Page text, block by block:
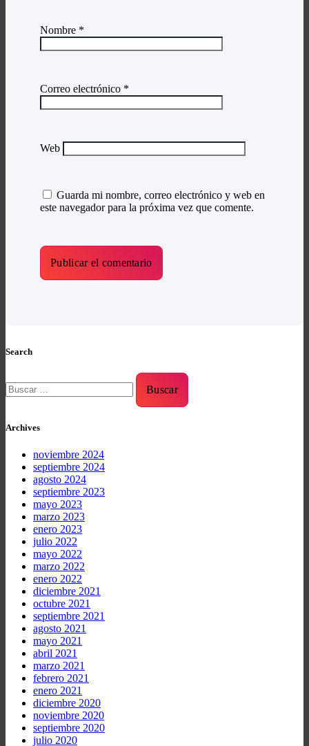
Nombre *
Correo electrónico *
Web
Guarda mi nombre, correo electrónico y web en
este navegador para la próxima vez que comente.
Search
Archives
noviembre 2024
septiembre 2024
agosto 2024
septiembre 2023
mayo 2023
marzo 2023
enero 2023
julio 2022
mayo 2022
marzo 2022
enero 2022
diciembre 2021
octubre 2021
septiembre 2021
agosto 2021
mayo 2021
abril 2021
marzo 2021
febrero 2021
enero 2021
diciembre 2020
noviembre 2020
septiembre 2020
julio 2020